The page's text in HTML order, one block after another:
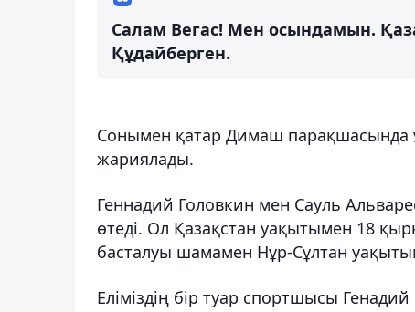
Салам Вегас! Мен осындамын.
Құдайберген.
Сонымен қатар Димаш парақшасында
жариялады.
Геннадий Головкин мен Сауль
өтеді. Ол Қазақстан уақытымен 18
басталуы шамамен Нұр-Сұлтан
Еліміздің бір туар спортшысы